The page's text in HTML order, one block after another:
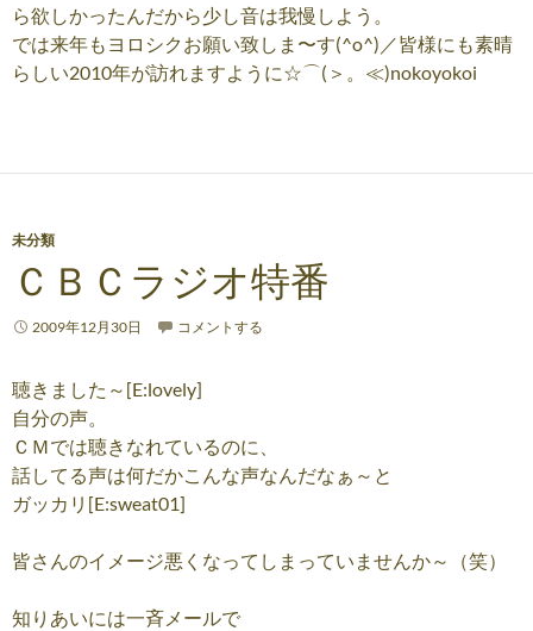
ら欲しかったんだから少し音は我慢しよう。
では来年もヨロシクお願い致しま〜す(^o^)／皆様にも素晴
らしい2010年が訪れますように☆⌒(＞。≪)nokoyokoi
未分類
ＣＢＣラジオ特番
2009年12月30日 コメントする
聴きました～[E:lovely]
自分の声。
ＣＭでは聴きなれているのに、
話してる声は何だかこんな声なんだなぁ～と
ガッカリ[E:sweat01]
皆さんのイメージ悪くなってしまっていませんか～（笑）
知りあいには一斉メールで